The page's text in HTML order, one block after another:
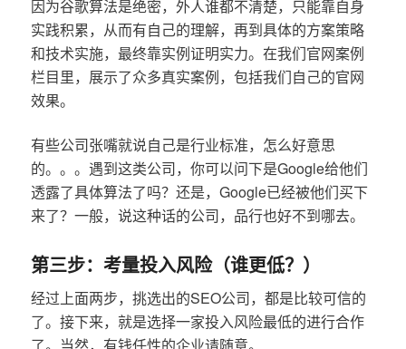
因为谷歌算法是绝密，外人谁都不清楚，只能靠自身
实践积累，从而有自己的理解，再到具体的方案策略
和技术实施，最终靠实例证明实力。在我们官网案例
栏目里，展示了众多真实案例，包括我们自己的官网
效果。
有些公司张嘴就说自己是行业标准，怎么好意思
的。。。遇到这类公司，你可以问下是Google给他们
透露了具体算法了吗？还是，Google已经被他们买下
来了？一般，说这种话的公司，品行也好不到哪去。
第三步：考量投入风险（谁更低？）
经过上面两步，挑选出的SEO公司，都是比较可信的
了。接下来，就是选择一家投入风险最低的进行合作